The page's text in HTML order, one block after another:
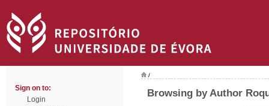
Sign on to:
Login
/
Browsing by Author